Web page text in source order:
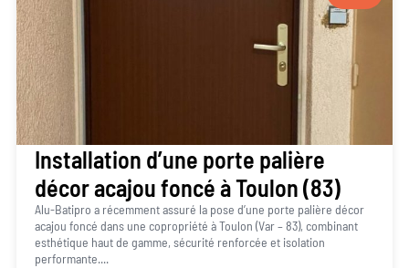
Installation d’une porte palière
décor acajou foncé à Toulon (83)
Alu-Batipro a récemment assuré la pose d’une porte palière décor
acajou foncé dans une copropriété à Toulon (Var – 83), combinant
esthétique haut de gamme, sécurité renforcée et isolation
performante....